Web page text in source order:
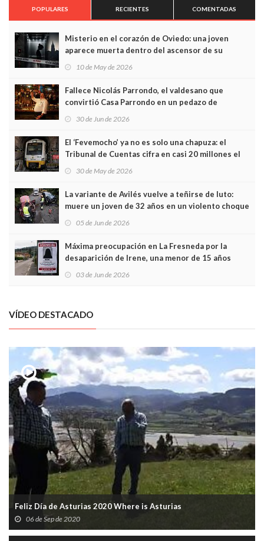
POPULARES RECIENTES COMENTADAS
Misterio en el corazón de Oviedo: una joven
aparece muerta dentro del ascensor de su
edificio y las cámaras captan sus últimos minutos
10 de May de 2026
Fallece Nicolás Parrondo, el valdesano que
convirtió Casa Parrondo en un pedazo de
Asturias en Madrid
30 de Jun de 2026
El ‘Fevemocho’ ya no es solo una chapuza: el
Tribunal de Cuentas cifra en casi 20 millones el
sobrecoste de los trenes que no cabían por los
30 de May de 2026
La variante de Avilés vuelve a teñirse de luto:
muere un joven de 32 años en un violento choque
frontal
05 de Jun de 2026
Máxima preocupación en La Fresneda por la
desaparición de Irene, una menor de 15 años
03 de Jun de 2026
VÍDEO DESTACADO
Feliz Día de Asturias 2020 Where is Asturias
06 de Sep de 2020